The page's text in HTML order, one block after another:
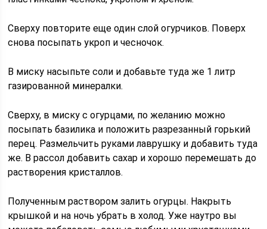
Сверху повторите еще один слой огурчиков. Поверх
снова посыпать укроп и чесночок.
В миску насыпьте соли и добавьте туда же 1 литр
газированной минералки.
Сверху, в миску с огурцами, по желанию можно
посыпать базилика и положить разрезанный горький
перец. Размельчить руками лаврушку и добавить туда
же. В рассол добавить сахар и хорошо перемешать до
растворения кристаллов.
Полученным раствором залить огурцы. Накрыть
крышкой и на ночь убрать в холод. Уже наутро вы